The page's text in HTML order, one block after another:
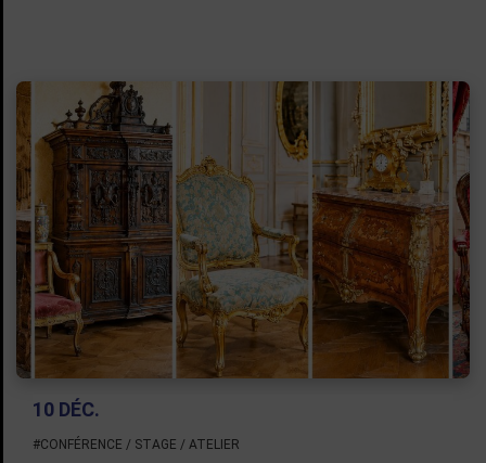
10 DÉC.
#CONFÉRENCE / STAGE / ATELIER